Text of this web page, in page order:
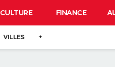
CULTURE FINANCE
VILLES +